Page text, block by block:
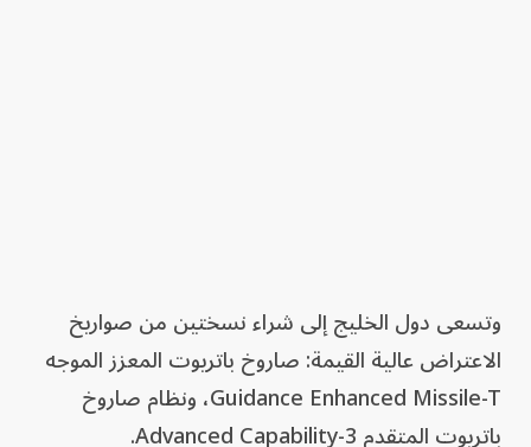
وتسعى دول الخليج إلى شراء نسختين من صواريخ
الاعتراض عالية القيمة: صاروخ باتريوت المعزز الموجه
Guidance Enhanced Missile-T، ونظام صاروخ
باتريوت المتقدم Advanced Capability-3.